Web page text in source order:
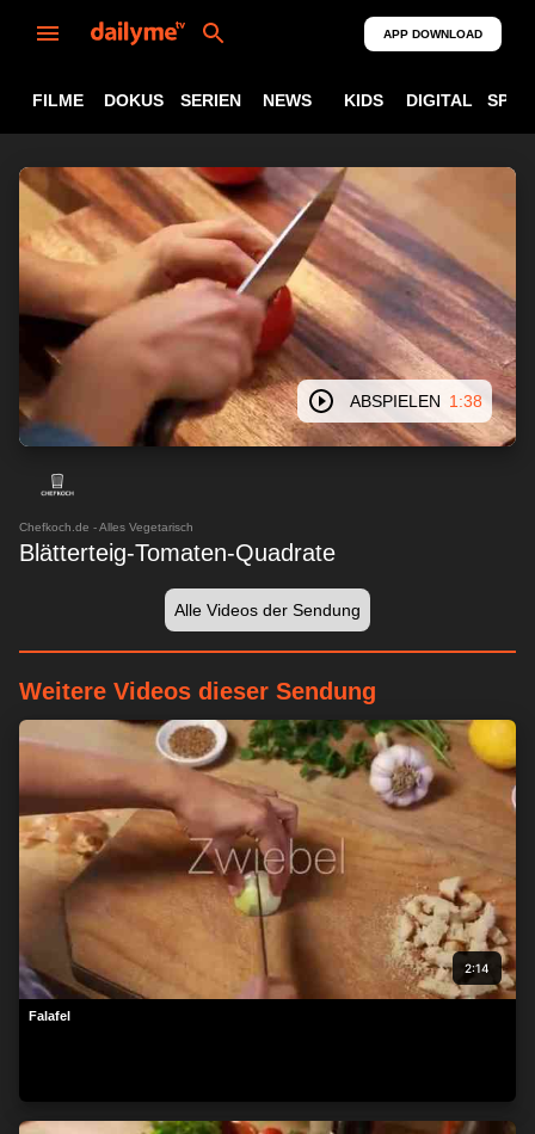
APP DOWNLOAD
FILME DOKUS SERIEN NEWS KIDS DIGITAL
ABSPIELEN 1:38
Chefkoch.de - Alles Vegetarisch
Blätterteig-Tomaten-Quadrate
Alle Videos der Sendung
Weitere Videos dieser Sendung
2:14
Falafel